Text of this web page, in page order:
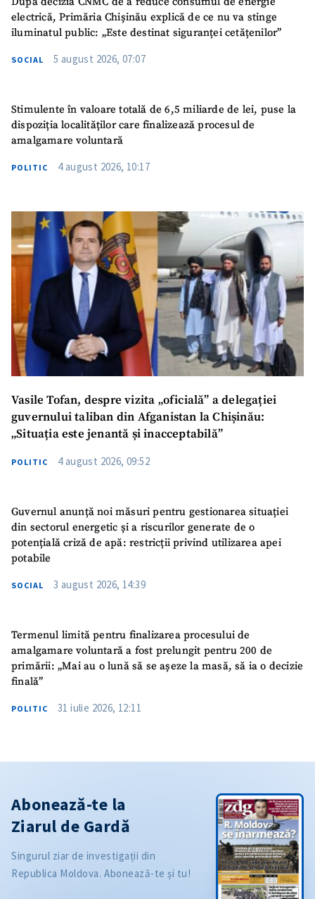
electrică, Primăria Chișinău explică de ce nu va stinge
iluminatul public: „Este destinat siguranței cetățenilor”
SOCIAL 5 august 2026, 07:07
Stimulente în valoare totală de 6,5 miliarde de lei, puse la
dispoziția localităților care finalizează procesul de
amalgamare voluntară
POLITIC 4 august 2026, 10:17
Vasile Tofan, despre vizita „oficială” a delegației
guvernului taliban din Afganistan la Chișinău:
„Situația este jenantă și inacceptabilă”
POLITIC 4 august 2026, 09:52
Guvernul anunță noi măsuri pentru gestionarea situației
din sectorul energetic și a riscurilor generate de o
potențială criză de apă: restricții privind utilizarea apei
potabile
SOCIAL 3 august 2026, 14:39
Termenul limită pentru finalizarea procesului de
amalgamare voluntară a fost prelungit pentru 200 de
primării: „Mai au o lună să se așeze la masă, să ia o decizie
finală”
POLITIC 31 iulie 2026, 12:11
Abonează-te la
Ziarul de Gardă
Singurul ziar de investigații din
Republica Moldova. Abonează-te și tu!